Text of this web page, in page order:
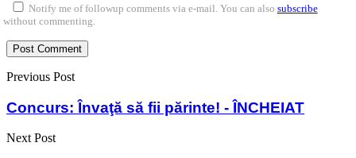
Notify me of followup comments via e-mail. You can also subscribe
without commenting.
Previous Post
Concurs: Învaţă să fii părinte! - ÎNCHEIAT
Next Post